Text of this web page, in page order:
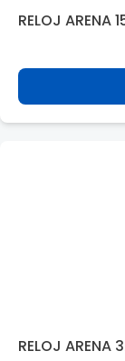
RELOJ ARENA
RELOJ ARENA